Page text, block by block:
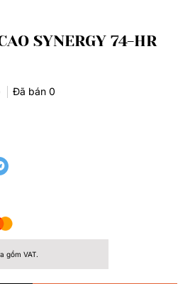
SYNERGY 74-HR
Đã bán 0
gồm VAT.